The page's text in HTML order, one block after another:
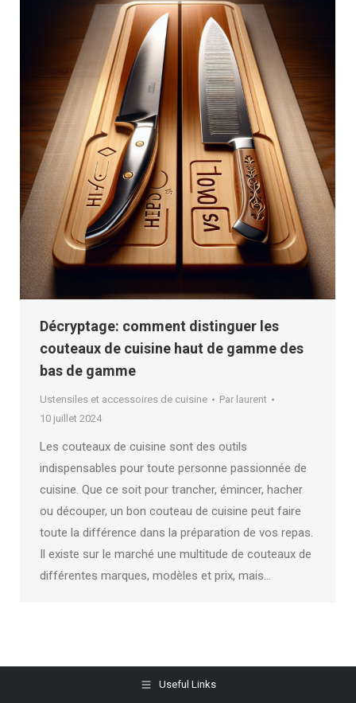
Décryptage: comment distinguer les
couteaux de cuisine haut de gamme des
bas de gamme
Ustensiles et accessoires de cuisine Par laurent
10 juillet 2024
Les couteaux de cuisine sont des outils
indispensables pour toute personne passionnée de
cuisine. Que ce soit pour trancher, émincer, hacher
ou découper, un bon couteau de cuisine peut faire
toute la différence dans la préparation de vos repas.
Il existe sur le marché une multitude de couteaux de
différentes marques, modèles et prix, mais…
Useful Links